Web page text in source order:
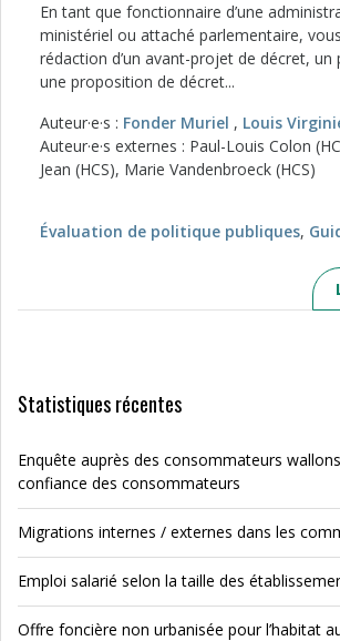
En tant que fonctionnaire d’une
ministériel ou attaché parlementaire,
rédaction d’un avant-projet de décret, un
une proposition de décret...
Auteur·e·s : Fonder Muriel , Louis
Auteur·e·s externes : Paul-Louis Colon
Jean (HCS), Marie Vandenbroeck (HCS)
Évaluation de politique publiques,
Statistiques récentes
Enquête auprès des consommateurs
confiance des consommateurs
Migrations internes / externes dans les
Emploi salarié selon la taille des
Offre foncière non urbanisée pour l’habitat